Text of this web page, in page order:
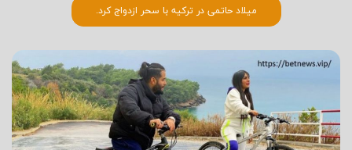
میلاد حاتمی در ترکیه با سحر ازدواج کرد.